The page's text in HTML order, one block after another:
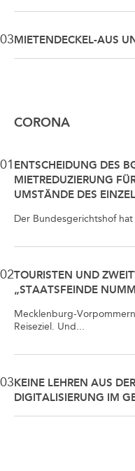
03MIETENDECKEL-AUS
CORONA
01 ENTSCHEIDUNG DES
MIETREDUZIERUNG
UMSTÄNDE DES
Der Bundesgerichtshof
02TOURISTEN UND
„STAATSFEINDE
Mecklenburg-
Reiseziel. Und...
03KEINE LEHREN AUS
DIGITALISIERUNG IM